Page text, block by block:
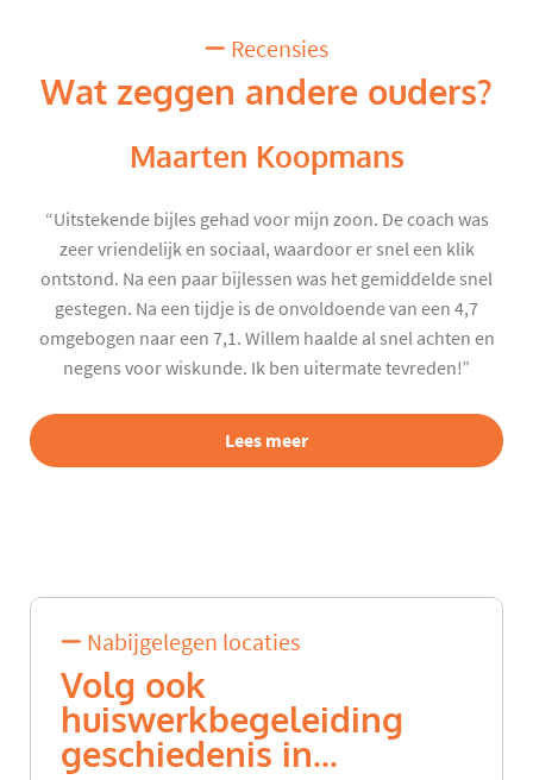
Recensies
Wat zeggen andere ouders?
Maarten Koopmans
“Uitstekende bijles gehad voor mijn zoon. De coach was
zeer vriendelijk en sociaal, waardoor er snel een klik
ontstond. Na een paar bijlessen was het gemiddelde snel
gestegen. Na een tijdje is de onvoldoende van een 4,7
omgebogen naar een 7,1. Willem haalde al snel achten en
negens voor wiskunde. Ik ben uitermate tevreden!”
Lees meer
Nabijgelegen locaties
Volg ook
huiswerkbegeleiding
geschiedenis in...